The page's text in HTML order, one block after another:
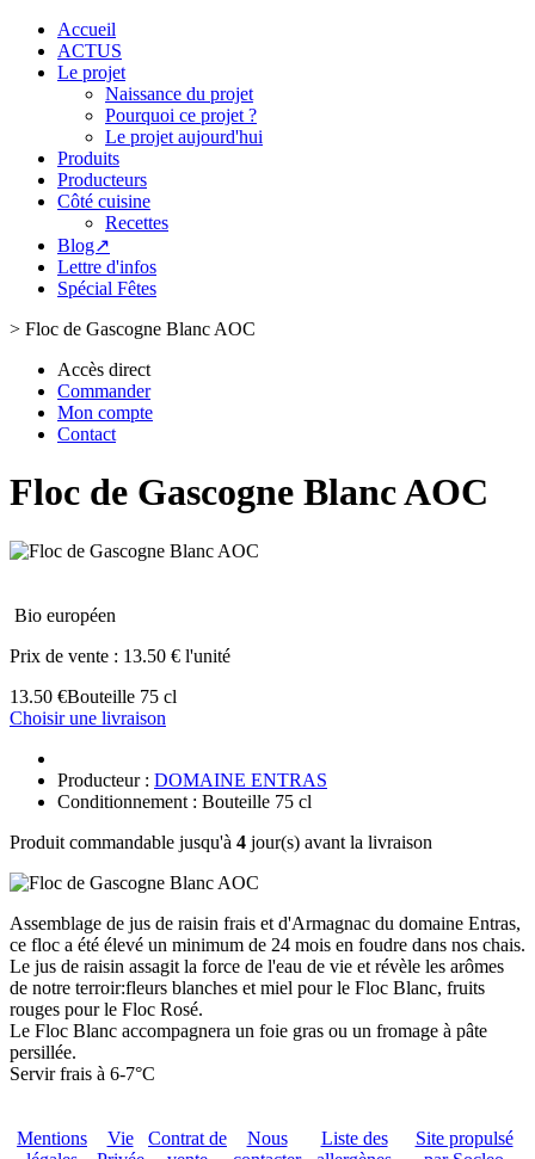
Accueil
ACTUS
Le projet
Naissance du projet
Pourquoi ce projet ?
Le projet aujourd'hui
Produits
Producteurs
Côté cuisine
Recettes
Blog↗
Lettre d'infos
Spécial Fêtes
> Floc de Gascogne Blanc AOC
Accès direct
Commander
Mon compte
Contact
Floc de Gascogne Blanc AOC
Bio européen
Prix de vente : 13.50 € l'unité
13.50 €Bouteille 75 cl
Choisir une livraison
Producteur : DOMAINE ENTRAS
Conditionnement : Bouteille 75 cl
Produit commandable jusqu'à 4 jour(s) avant la livraison
Assemblage de jus de raisin frais et d'Armagnac du domaine Entras,
ce floc a été élevé un minimum de 24 mois en foudre dans nos chais.
Le jus de raisin assagit la force de l'eau de vie et révèle les arômes
de notre terroir:fleurs blanches et miel pour le Floc Blanc, fruits
rouges pour le Floc Rosé.
Le Floc Blanc accompagnera un foie gras ou un fromage à pâte
persillée.
Servir frais à 6-7°C
Mentions
Vie
Contrat de
Nous
Liste des
Site propulsé